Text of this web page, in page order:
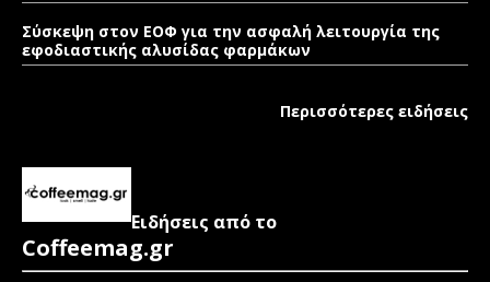
Σύσκεψη στον ΕΟΦ για την ασφαλή λειτουργία της
εφοδιαστικής αλυσίδας φαρμάκων
Περισσότερες ειδήσεις
Ειδήσεις από το
Coffeemag.gr